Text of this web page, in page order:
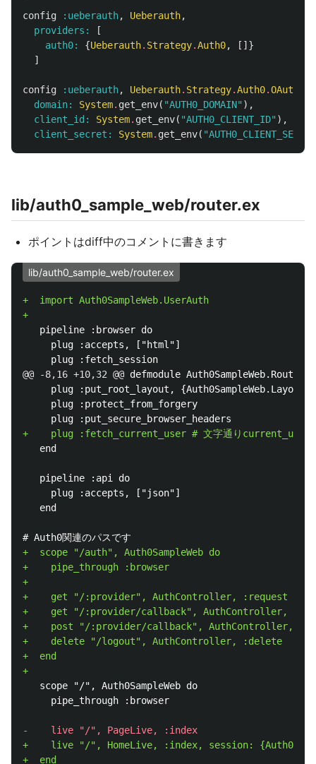
config :ueberauth, Ueberauth,
providers:
[
auth0:
{Ueberauth. Strategy.Auth0,
[]}
]
config :ueberauth, Ueberauth. Strategy.Auth0.OAuth
domain:
System. get_env( "AUTH0_DOMAIN" ),
client_id:
System. get_env( "AUTH0_CLIENT_ID" ),
client_secret:
System. get_env(
lib/auth0_sample_web/router.ex
ポイントはdiff中のコメントに書きます
lib/auth0_sample_web/router.ex
+  import Auth0SampleWeb.UserAuth
   pipeline :browser do
     plug :accepts, ["html"]
@@ -8,16 +10,32 @@ defmodule Auth0SampleWeb.Router
plug :put_root_layout,
     plug :protect_from_forgery
   end
   pipeline :api do
     plug :accepts, ["json"]
   end
+  scope "/auth", Auth0SampleWeb do
+    pipe_through :browser
+
+    get "/:provider", AuthController, :request
+    get "/:provider/callback", AuthController,
+    post "/:provider/callback", AuthController,
+    delete "/logout", AuthController, :delete
+  end
   scope "/", Auth0SampleWeb do
     pipe_through :browser
+    live "/", HomeLive, :index, session:
+  end